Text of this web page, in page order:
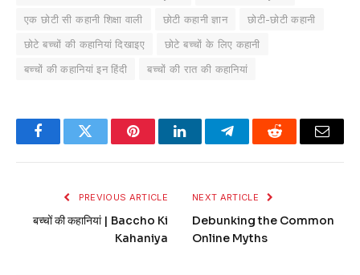
एक छोटी सी कहानी शिक्षा वाली
छोटी कहानी ज्ञान
छोटी-छोटी कहानी
छोटे बच्चों की कहानियां दिखाइए
छोटे बच्चों के लिए कहानी
बच्चों की कहानियां इन हिंदी
बच्चों की रात की कहानियां
FacebookTwitter PinterestLinkedInTelegramReddit Email
PREVIOUS ARTICLE
बच्चों की कहानियां | Baccho Ki
Kahaniya
NEXT ARTICLE
Debunking the Common
Online Myths